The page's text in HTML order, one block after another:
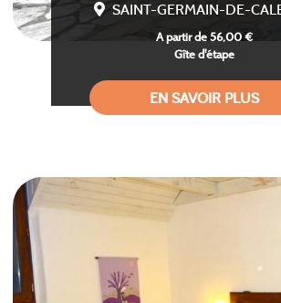
SAINT-GERMAIN-DE-
A partir de 56,00 €
Gîte d'étape
EN SAVOIR PLUS